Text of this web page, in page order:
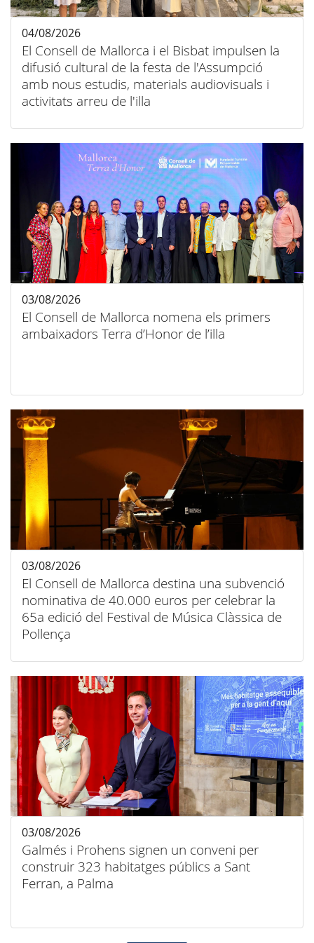
El Consell de Mallorca i el Bisbat impulsen la
difusió cultural de la festa de l'Assumpció
amb nous estudis, materials audiovisuals i
activitats arreu de l'illa
04/08/2026
El Consell de Mallorca nomena els primers
ambaixadors Terra d’Honor de l’illa
03/08/2026
El Consell de Mallorca destina una subvenció
nominativa de 40.000 euros per celebrar la
65a edició del Festival de Música Clàssica de
Pollença
03/08/2026
Galmés i Prohens signen un conveni per
construir 323 habitatges públics a Sant
Ferran, a Palma
03/08/2026